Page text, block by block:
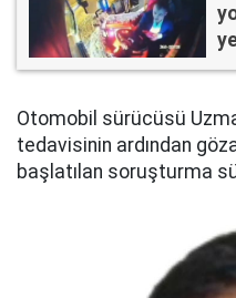
Otomobil sürücüsü
tedavisinin ardından
başlatılan soruşturma